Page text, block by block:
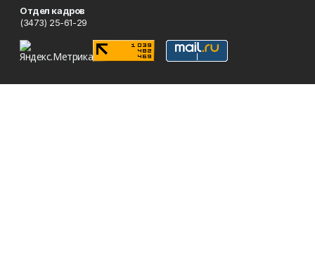
Отдел кадров
(3473) 25-61-29